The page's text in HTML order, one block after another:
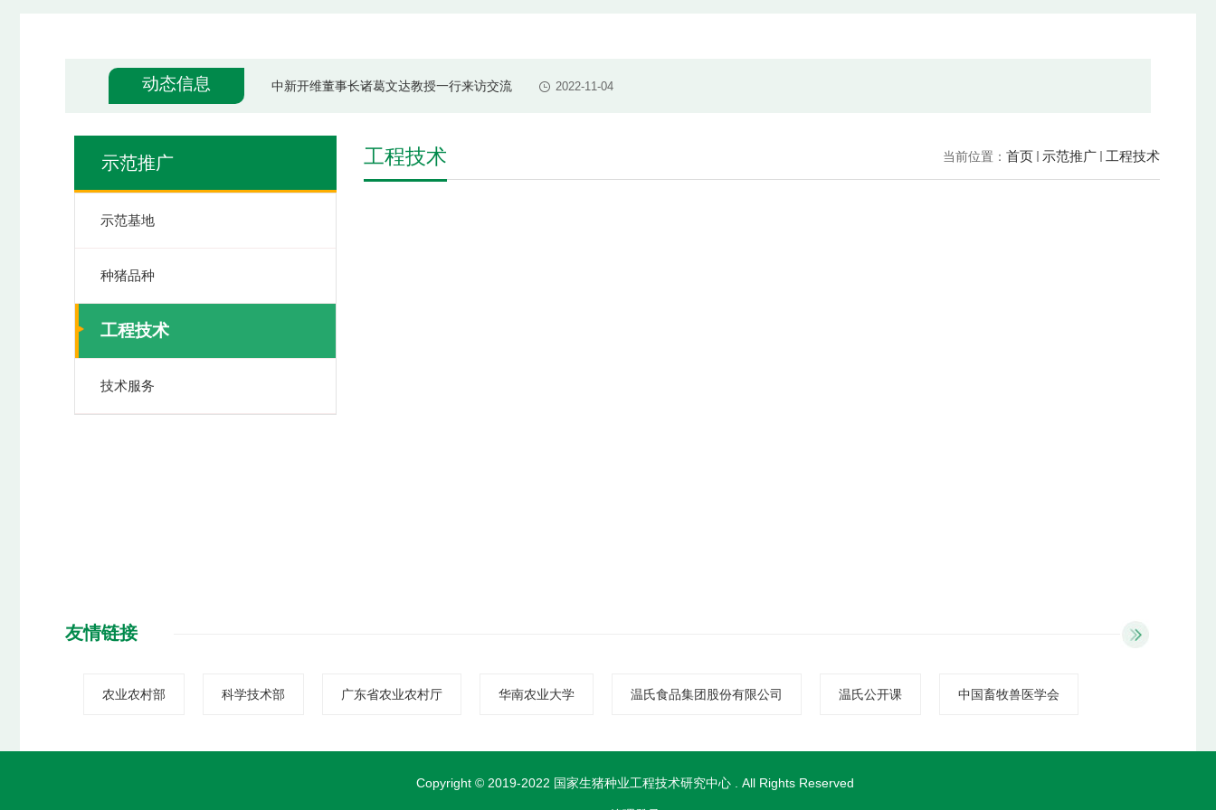
动态信息 中新开维董事长诸葛文达教授一行来访交流 2022-11-04
示范推广
示范基地
种猪品种
工程技术
技术服务
当前位置： 首页 示范推广 工程技术
工程技术
友情链接
农业农村部 科学技术部 广东省农业农村厅 华南农业大学 温氏食品集团股份有限公司 温氏公开课 中国畜牧兽医学会
Copyright © 2019-2022 国家生猪种业工程技术研究中心 . All Rights Reserved